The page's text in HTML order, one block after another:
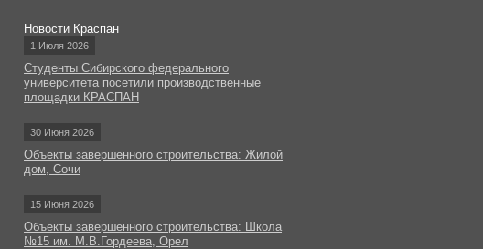
Новости Краспан
1 Июля 2026
Студенты Сибирского федерального
университета посетили производственные
площадки КРАСПАН
30 Июня 2026
Объекты завершенного строительства: Жилой
дом, Сочи
15 Июня 2026
Объекты завершенного строительства: Школа
№15 им. М.В.Гордеева, Орел